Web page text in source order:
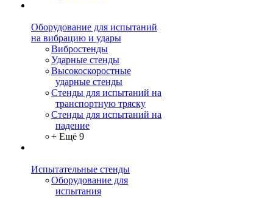
Оборудование для испытаний
на вибрацию и удары
Вибростенды
Ударные стенды
Высокоскоростные
ударные стенды
Стенды для испытаний на
транспортную тряску
Стенды для испытаний на
падение
+ Ещё 9
Испытательные стенды
Оборудование для
испытания